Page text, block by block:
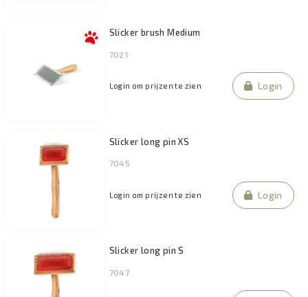
Slicker brush Medium
7021
Login om prijzen te zien Login
Slicker long pin XS
7045
Login om prijzen te zien Login
Slicker long pin S
7047